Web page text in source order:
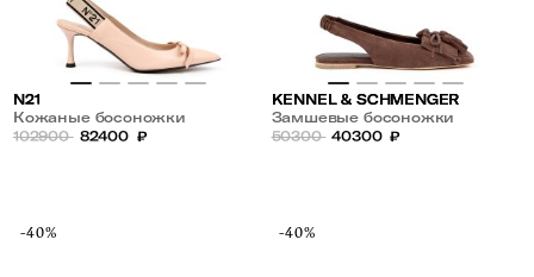
N21
Кожаные босоножки
102900 82400 ₽
KENNEL & SCHMENGER
Замшевые босоножки
50300 40300 ₽
-40% -40%